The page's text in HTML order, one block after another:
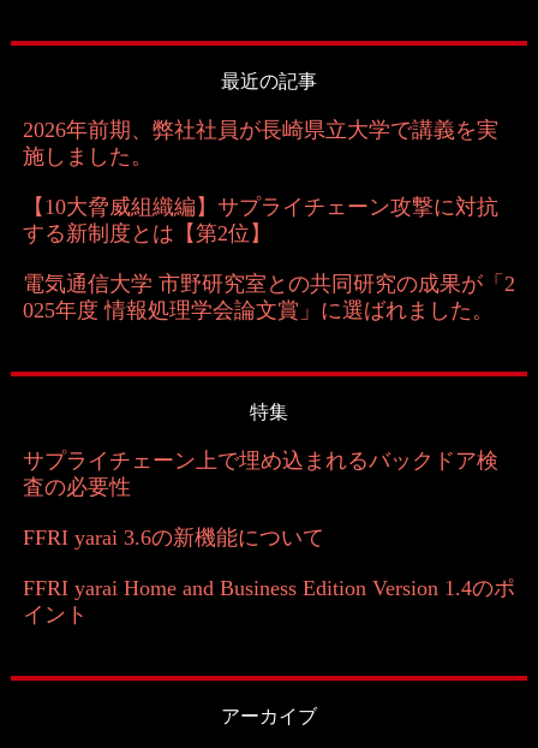
最近の記事
2026年前期、弊社社員が長崎県立大学で講義を実
施しました。
【10大脅威組織編】サプライチェーン攻撃に対抗
する新制度とは【第2位】
電気通信大学 市野研究室との共同研究の成果が「2
025年度 情報処理学会論文賞」に選ばれました。
特集
サプライチェーン上で埋め込まれるバックドア検
査の必要性
FFRI yarai 3.6の新機能について
FFRI yarai Home and Business Edition Version 1.4のポ
イント
アーカイブ